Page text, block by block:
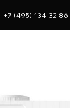
+7 (495) 134-32-86